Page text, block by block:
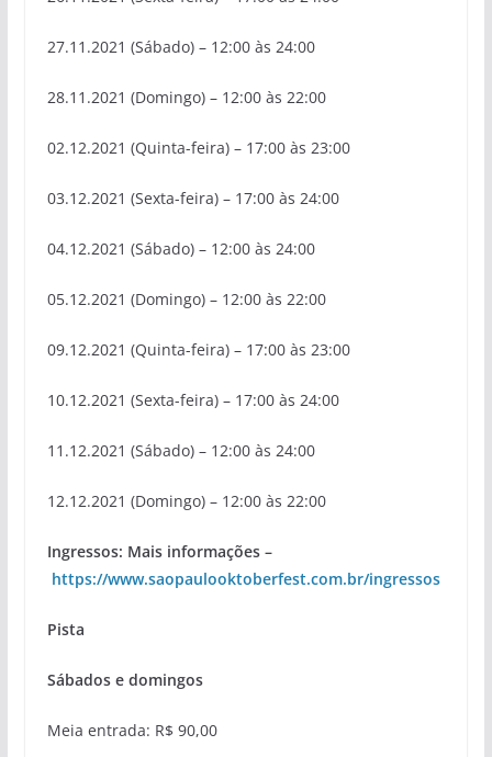
27.11.2021 (Sábado) – 12:00 às 24:00
28.11.2021 (Domingo) – 12:00 às 22:00
02.12.2021 (Quinta-feira) – 17:00 às 23:00
03.12.2021 (Sexta-feira) – 17:00 às 24:00
04.12.2021 (Sábado) – 12:00 às 24:00
05.12.2021 (Domingo) – 12:00 às 22:00
09.12.2021 (Quinta-feira) – 17:00 às 23:00
10.12.2021 (Sexta-feira) – 17:00 às 24:00
11.12.2021 (Sábado) – 12:00 às 24:00
12.12.2021 (Domingo) – 12:00 às 22:00
Ingressos: Mais informações –
https://www.saopaulooktoberfest.com.br/ingressos
Pista
Sábados e domingos
Meia entrada: R$ 90,00